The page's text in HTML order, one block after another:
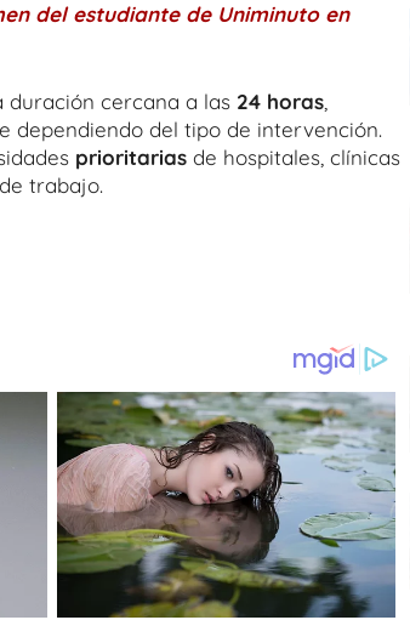
del estudiante de Uniminuto en
duración cercana a las 24 horas
dependiendo del tipo de intervención.
prioritarias de hospitales, clínicas
trabajo.